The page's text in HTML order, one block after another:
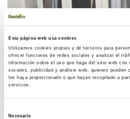
Esta página web usa cookies
Utilizamos cookies propias y de terceros para
ofrecer funciones de redes sociales y analizar el
información sobre el uso que haga del sitio web con
sociales, publicidad y análisis web, quienes pueden
les haya proporcionado o que hayan recopilado a
servicios.
Necesario